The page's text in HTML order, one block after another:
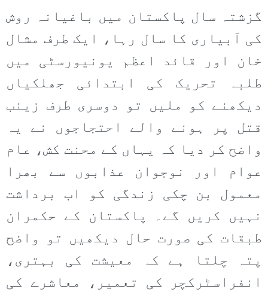
گزشتہ سال پاکستان میں باغیانہ روش
کی آبیاری کا سال رہا، ایک طرف مشال
خان اور قائد اعظم یونیورسٹی میں
طلبہ تحریک کی ابتدائی جھلکیاں
دیکھنے کو ملیں تو دوسری طرف زینب
قتل پر ہونے والے احتجاجوں نے یہ
واضح کر دیا کہ یہاں کے محنت کش، عام
عوام اور نوجوان عذابوں سے بھرا
معمول بن چکی زندگی کو اب برداشت
نہیں کریں گے۔ پاکستان کے حکمران
طبقات کی صورت حال دیکھیں تو واضح
پتہ چلتا ہے کہ معیشت کی بہتری،
انفراسٹرکچر کی تعمیر، معاشرے کی